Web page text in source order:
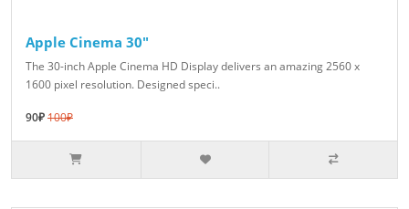
Apple Cinema 30"
The 30-inch Apple Cinema HD Display delivers an amazing 2560 x
1600 pixel resolution. Designed speci..
90₽100₽